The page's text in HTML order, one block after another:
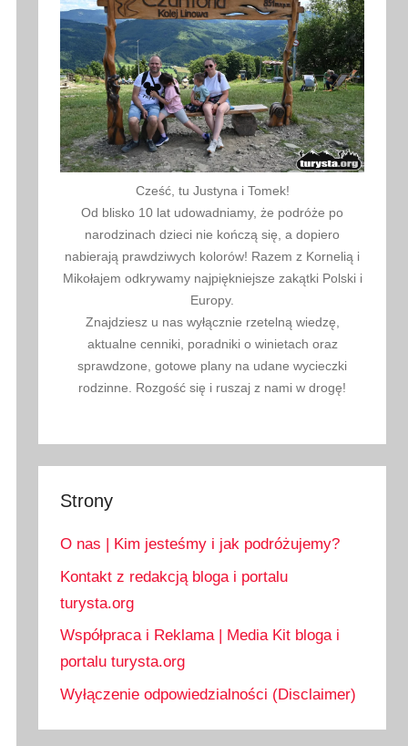
Cześć, tu Justyna i Tomek!
Od blisko 10 lat udowadniamy, że podróże po
narodzinach dzieci nie kończą się, a dopiero
nabierają prawdziwych kolorów! Razem z Kornelią i
Mikołajem odkrywamy najpiękniejsze zakątki Polski i
Europy.
Znajdziesz u nas wyłącznie rzetelną wiedzę,
aktualne cenniki, poradniki o winietach oraz
sprawdzone, gotowe plany na udane wycieczki
rodzinne. Rozgość się i ruszaj z nami w drogę!
Strony
O nas | Kim jesteśmy i jak podróżujemy?
Kontakt z redakcją bloga i portalu
turysta.org
Współpraca i Reklama | Media Kit bloga i
portalu turysta.org
Wyłączenie odpowiedzialności (Disclaimer)